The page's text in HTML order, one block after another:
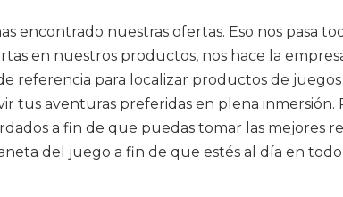
encontrado nuestras ofertas. Eso nos pasa
en nuestros productos, nos hace la
para localizar productos de juegos
tus aventuras preferidas en plena inmersión.
a fin de que puedas tomar las mejores
del juego a fin de que estés al día en